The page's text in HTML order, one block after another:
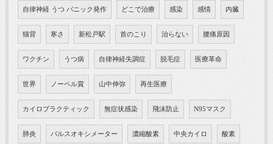
自律神経 うつ パニック発作 どこで治療 感染 感情 内臓
猫背 寒さ 新松戸駅 首のこり 治らない 腰痛原因
ワクチン うつ病 自律神経失調症 脱毛症 医療革命
世界 ノーベル賞 山中伸弥 再生医療
カイロプラクティック 無症状感染 飛沫防止 N95マスク
肺炎 パルスオキシメーター 濃縮酸素 中央カイロ 酸素